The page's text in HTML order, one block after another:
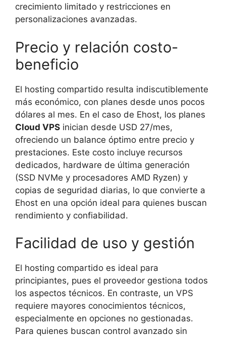
crecimiento limitado y restricciones en
personalizaciones avanzadas.
Precio y relación costo-
beneficio
El hosting compartido resulta indiscutiblemente
más económico, con planes desde unos pocos
dólares al mes. En el caso de Ehost, los planes
Cloud VPS inician desde USD 27/mes,
ofreciendo un balance óptimo entre precio y
prestaciones. Este costo incluye recursos
dedicados, hardware de última generación
(SSD NVMe y procesadores AMD Ryzen) y
copias de seguridad diarias, lo que convierte a
Ehost en una opción ideal para quienes buscan
rendimiento y confiabilidad.
Facilidad de uso y gestión
El hosting compartido es ideal para
principiantes, pues el proveedor gestiona todos
los aspectos técnicos. En contraste, un VPS
requiere mayores conocimientos técnicos,
especialmente en opciones no gestionadas.
Para quienes buscan control avanzado sin